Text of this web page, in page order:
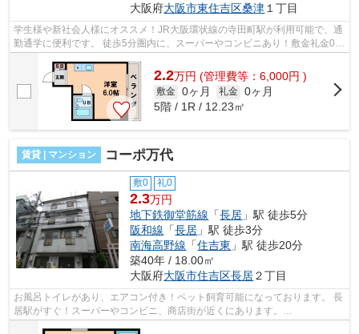
大阪府大阪市東住吉区桑津 １丁目
学生様や新社会人様にオススメ！JR大阪環状線の寺田町駅が利用可能で、通
勤通学に便利です。 徒歩5分圏内に、スーパーやコンビニあり！敷金礼金0円
で、初期費用を抑えて入居出来ます...
2.2万円 (管理費等：6,000円 )
敷金 0ヶ月 礼金 0ヶ月
5階 / 1R / 12.23㎡
賃貸 | マンション コーポ万代
敷0 礼0
2.3万円
地下鉄御堂筋線 「長居 」駅 徒歩5分
阪和線 「長居 」駅 徒歩3分
南海高野線 「住吉東 」駅 徒歩20分
築40年 / 18.00㎡
大阪府大阪市住吉区長居２丁目
お風呂トイレがあり、エアコン付き！ペット飼育可能になっております。 長
居駅がすぐ！スーパーやコンビニ、商店街が近くにあります。